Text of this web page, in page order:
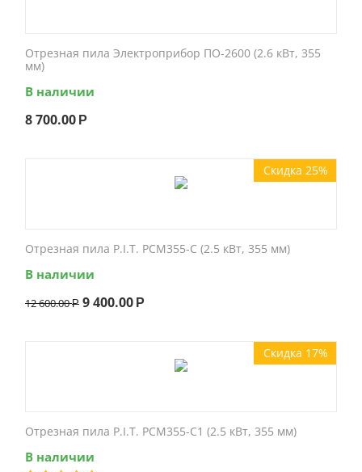
Отрезная пила Электроприбор ПО-2600 (2.6 кВт, 355
мм)
В наличии
8 700.00 Р
Скидка 25%
Отрезная пила P.I.T. PCM355-C (2.5 кВт, 355 мм)
В наличии
12 600.00 Р 9 400.00 Р
Скидка 17%
Отрезная пила P.I.T. PCM355-C1 (2.5 кВт, 355 мм)
В наличии